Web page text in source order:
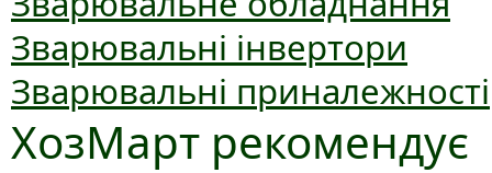
Зварювальні інвертори
Зварювальні приналежності
ХозМарт рекомендує